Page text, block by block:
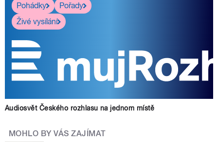
Pohádky
Pořady
Živé vysílání
Audiosvět Českého rozhlasu na jednom místě
MOHLO BY VÁS ZAJÍMAT